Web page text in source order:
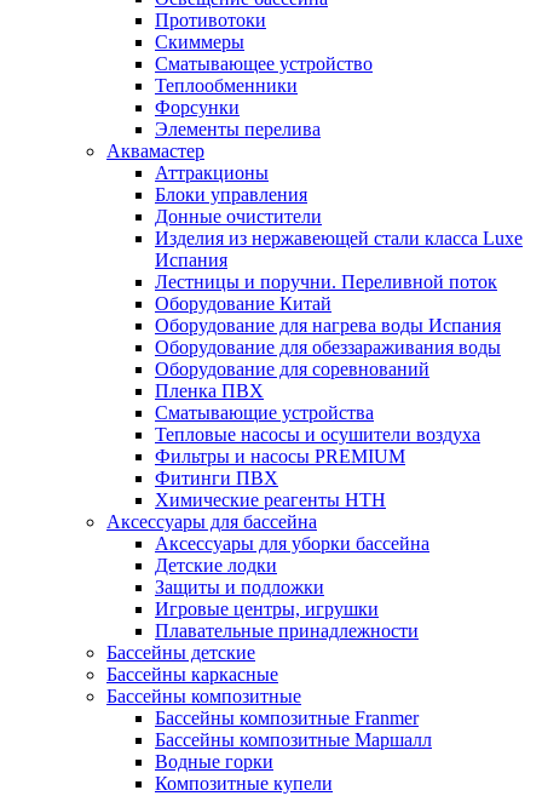
Противотоки
Скиммеры
Сматывающее устройство
Теплообменники
Форсунки
Элементы перелива
Аквамастер
Аттракционы
Блоки управления
Донные очистители
Изделия из нержавеющей стали класса Luxe
Испания
Лестницы и поручни. Переливной поток
Оборудование Китай
Оборудование для нагрева воды Испания
Оборудование для обеззараживания воды
Оборудование для соревнований
Пленка ПВХ
Сматывающие устройства
Тепловые насосы и осушители воздуха
Фильтры и насосы PREMIUM
Фитинги ПВХ
Химические реагенты HTH
Аксессуары для бассейна
Аксессуары для уборки бассейна
Детские лодки
Защиты и подложки
Игровые центры, игрушки
Плавательные принадлежности
Бассейны детские
Бассейны каркасные
Бассейны композитные
Бассейны композитные Franmer
Бассейны композитные Маршалл
Водные горки
Композитные купели